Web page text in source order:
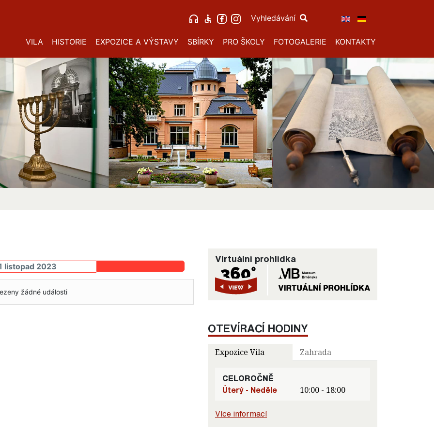
Vyhledávání
VILA HISTORIE EXPOZICE A VÝSTAVY SBÍRKY PRO ŠKOLY FOTOGALERIE KONTAKTY
listopad 2023
žádné události
Virtuální prohlídka
OTEVÍRACÍ HODINY
Expozice Vila Zahrada
CELOROČNĚ
Úterý - Neděle
10:00 - 18:00
Více informací